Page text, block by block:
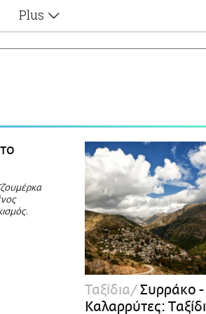
Plus
Lgbtqi+
Επιλογές
Ταξίδια Συρράκο -
Καλαρρύτες: Tαξίδι